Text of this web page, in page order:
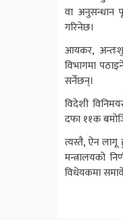
वा अनुसन्धान
गरिनेछ।
आयकर,
विभागमा
सर्नेछन्।
विदेशी
दफा ११क
त्यस्तै, ऐन
मन्त्रालयको
विधेयकमा